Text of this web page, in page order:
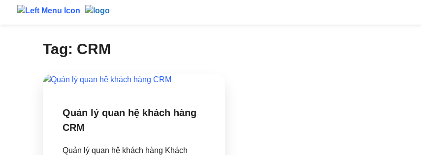
Tag: CRM
Quản lý quan hệ khách hàng
CRM
Quản lý quan hệ khách hàng Khách